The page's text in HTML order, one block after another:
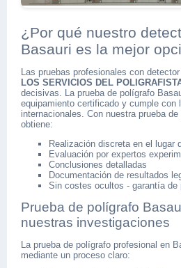
¿Por qué nuestro
Basauri es la mejor
Las pruebas profesionales con
LOS SERVICIOS DEL
decisivas. La prueba de polígrafo
equipamiento certificado y cumple con
internacionales. Con nuestra prueba
obtiene:
Realización discreta en el lugar
Evaluación por expertos
Conclusiones detalladas
Documentación de resultados
Sin costes ocultos - garantía de
Prueba de polígrafo
nuestras investigaciones
La prueba de polígrafo profesional en
mediante un proceso claro: